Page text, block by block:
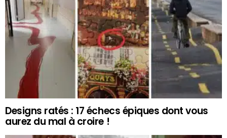
Designs ratés : 17 échecs épiques dont vous
aurez du mal à croire !